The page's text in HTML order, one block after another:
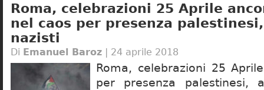
Roma, celebrazioni 25 Aprile
nel caos per presenza
nazisti
Di Emanuel Baroz | 24 aprile 2018
Roma, celebrazioni 25
per presenza palestinesi,